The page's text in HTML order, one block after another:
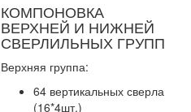
КОМПОНОВКА
ВЕРХНЕЙ И НИЖНЕЙ
СВЕРЛИЛЬНЫХ ГРУПП
Верхняя группа:
64 вертикальных сверла
(16*4шт.)